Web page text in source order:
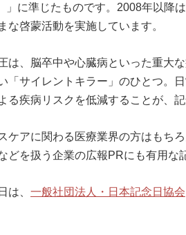
」に準じたものです。2008年以降
な啓蒙活動を実施しています。
は、脳卒中や心臓病といった重大
「サイレントキラー」のひとつ。
る疾病リスクを低減することが、
ケアに関わる医療業界の方はもち
どを扱う企業の広報PRにも有用な
は、 一般社団法人・日本記念日協会